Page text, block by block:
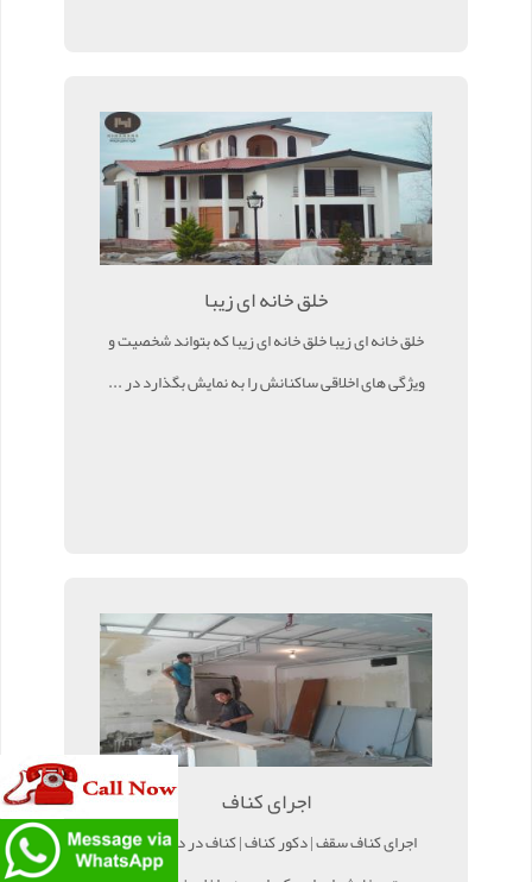
خلق خانه ای زیبا
خلق خانه ای زیبا خلق خانه ای زیبا که بتواند شخصیت و
ویژگی های اخلاقی ساکنانش را به نمایش بگذارد در ...
اجرای کناف
اجرای کناف سقف | دکور کناف | کناف در دکوراسیون